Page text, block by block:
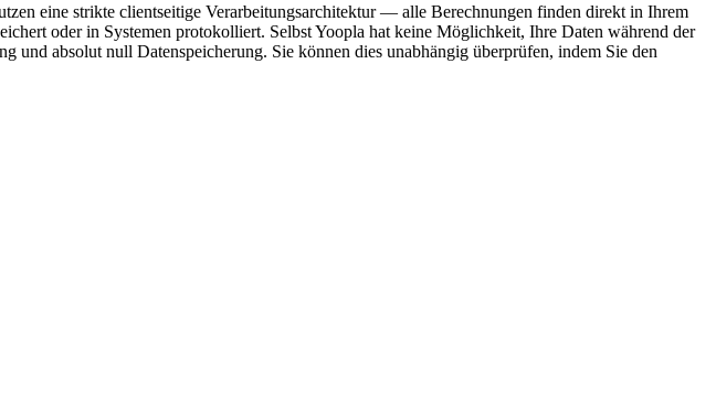
eine strikte clientseitige Verarbeitungsarchitektur — alle Berechnungen finden direkt in Ihrem
oder in Systemen protokolliert. Selbst Yoopla hat keine Möglichkeit, Ihre Daten während der
absolut null Datenspeicherung. Sie können dies unabhängig überprüfen, indem Sie den